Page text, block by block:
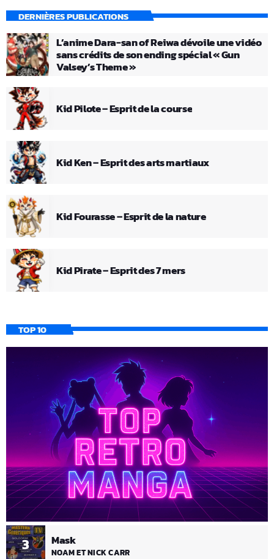
DERNIÈRES PUBLICATIONS
L’anime Dara-san of Reiwa dévoile une vidéo
sans crédits de son ending spécial « Gun
Valsey’s Theme »
Kid Pilote – Esprit de la course
Kid Ken – Esprit des arts martiaux
Kid Fourasse – Esprit de la nature
Kid Pirate – Esprit des 7 mers
TOP 10
3 Mask
NOAM ET NICK CARR